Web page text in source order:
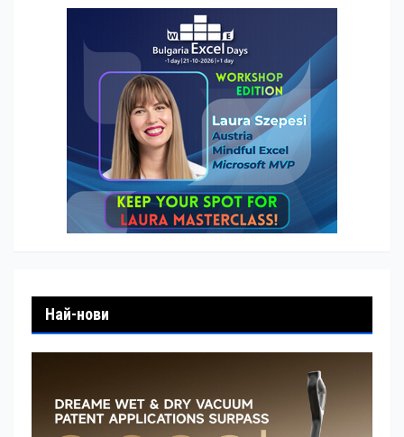
публикациите
на
страници
Най-нови